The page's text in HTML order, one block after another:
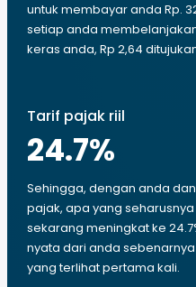
untuk membayar anda Rp.
setiap anda
keras anda, Rp 2,64
Tarif pajak riil
24.7%
Sehingga, dengan anda
pajak, apa yang
sekarang meningkat ke
nyata dari anda
yang terlihat pertama kali.